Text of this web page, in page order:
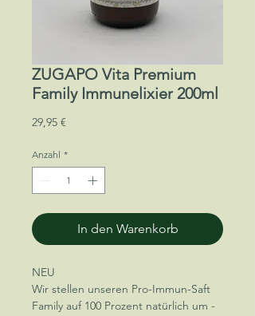
ZUGAPO Vita Premium
Family Immunelixier 200ml
29,95 €
Anzahl *
In den Warenkorb
NEU
Wir stellen unseren Pro-Immun-Saft
Family auf 100 Prozent natürlich um -